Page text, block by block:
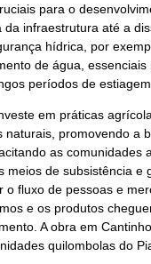
para o
infraestrutura até a
hídrica, por
de água,
períodos de estiagem.
em práticas
naturais, promovendo a
as
meios de subsistência e
o fluxo de pessoas e
e os produtos
A obra em
quilombolas do